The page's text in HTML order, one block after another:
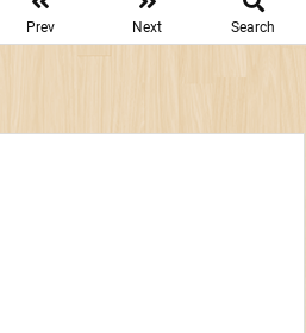
Prev Next Search